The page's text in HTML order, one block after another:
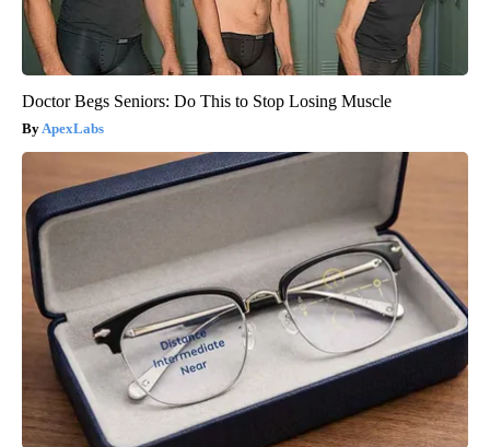
Doctor Begs Seniors: Do This to Stop Losing Muscle
ApexLabs